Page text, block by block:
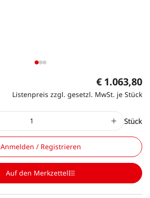
€ 1.063,80
Listenpreis zzgl. gesetzl. MwSt. je Stück
Stück
Anmelden / Registrieren
Auf den Merkzettel